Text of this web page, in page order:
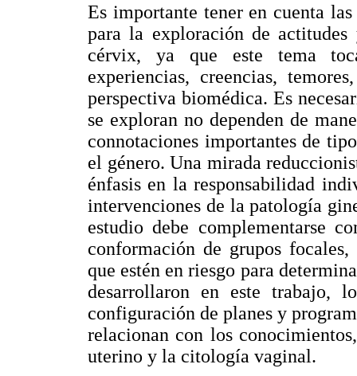
Es importante tener en cuenta
para la exploración de
cérvix, ya que este tema
experiencias, creencias,
perspectiva biomédica. Es
se exploran no dependen de
connotaciones importantes de
el género. Una mirada
énfasis en la responsabilidad
intervenciones de la patología
estudio debe complementarse
conformación de grupos
que estén en riesgo para
desarrollaron en este trabajo,
configuración de planes y
relacionan con los
uterino y la citología vaginal.